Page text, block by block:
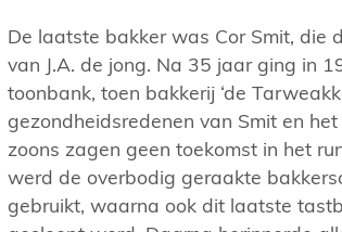
De laatste bakker was Cor Smit, die
van J.A. de jong. Na 35 jaar ging in
toonbank, toen bakkerij ‘de
gezondheidsredenen van Smit en
zoons zagen geen toekomst in het
werd de overbodig geraakte
gebruikt, waarna ook dit laatste